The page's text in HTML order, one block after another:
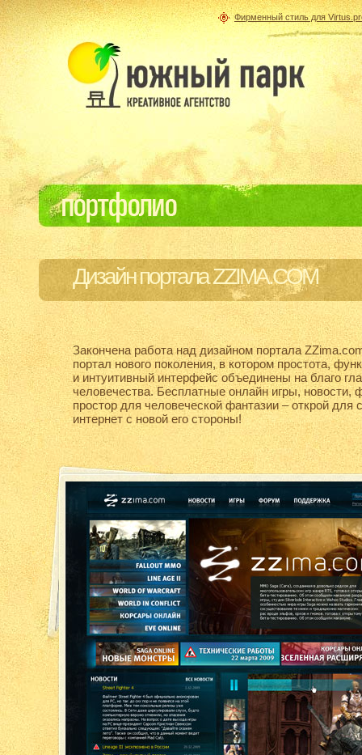
Фирменный стиль для
Дизайн портала ZZIMA.COM
Закончена работа над дизайном портала
портал нового поколения, в котором простота,
и интуитивный интерфейс объединены на благо
человечества. Бесплатные онлайн игры, новости,
простор для человеческой фантазии – открой для
интернет с новой его стороны!